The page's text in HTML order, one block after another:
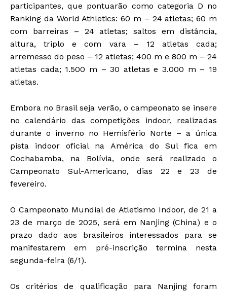
participantes, que pontuarão como categoria D no
Ranking da World Athletics: 60 m – 24 atletas; 60 m
com barreiras – 24 atletas; saltos em distância,
altura, triplo e com vara – 12 atletas cada;
arremesso do peso – 12 atletas; 400 m e 800 m – 24
atletas cada; 1.500 m – 30 atletas e 3.000 m – 19
atletas.
Embora no Brasil seja verão, o campeonato se insere
no calendário das competições indoor, realizadas
durante o inverno no Hemisfério Norte – a única
pista indoor oficial na América do Sul fica em
Cochabamba, na Bolívia, onde será realizado o
Campeonato Sul-Americano, dias 22 e 23 de
fevereiro.
O Campeonato Mundial de Atletismo Indoor, de 21 a
23 de março de 2025, será em Nanjing (China) e o
prazo dado aos brasileiros interessados para se
manifestarem em pré-inscrição termina nesta
segunda-feira (6/1).
Os critérios de qualificação para Nanjing foram